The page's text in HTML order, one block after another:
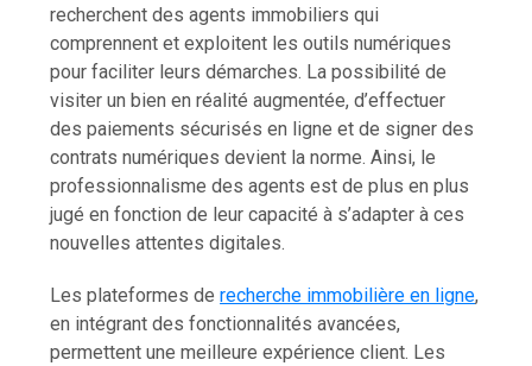
recherchent des agents immobiliers qui
comprennent et exploitent les outils numériques
pour faciliter leurs démarches. La possibilité de
visiter un bien en réalité augmentée, d’effectuer
des paiements sécurisés en ligne et de signer des
contrats numériques devient la norme. Ainsi, le
professionnalisme des agents est de plus en plus
jugé en fonction de leur capacité à s’adapter à ces
nouvelles attentes digitales.
Les plateformes derecherche immobilière en ligne,
en intégrant des fonctionnalités avancées,
permettent une meilleure expérience client. Les